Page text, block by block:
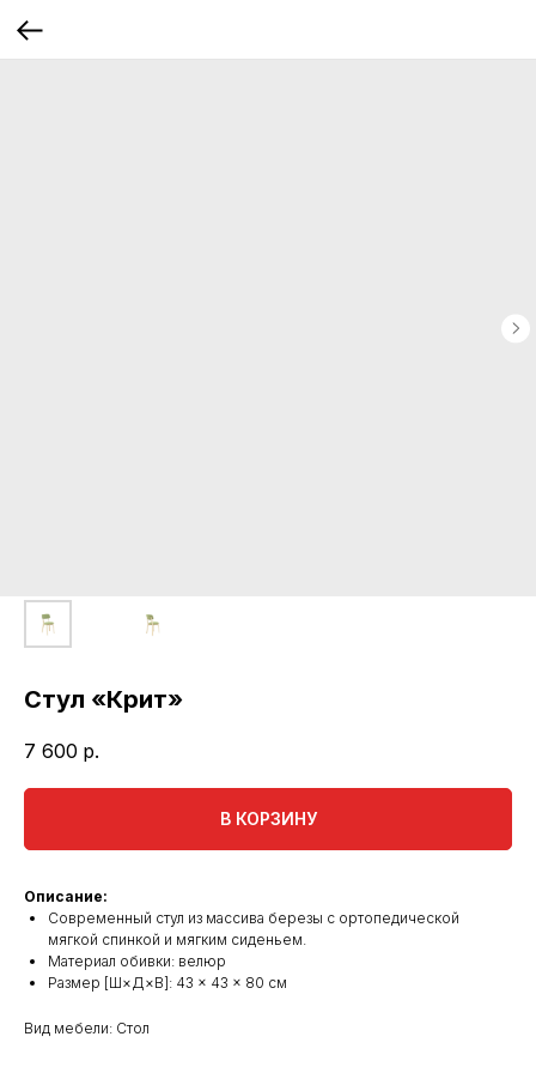
Стул «Крит»
7 600 р.
В КОРЗИНУ
Описание:
Современный стул из массива березы с ортопедической
мягкой спинкой и мягким сиденьем.
Материал обивки: велюр
Размер [Ш×Д×В]: 43 × 43 × 80 см
Вид мебели: Стол